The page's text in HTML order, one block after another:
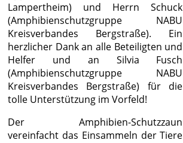
Lampertheim) und Herrn Schuck
(Amphibienschutzgruppe NABU
Kreisverbandes Bergstraße). Ein
herzlicher Dank an alle Beteiligten und
Helfer und an Silvia Fusch
(Amphibienschutzgruppe NABU
Kreisverbandes Bergstraße) für die
tolle Unterstützung im Vorfeld!
Der Amphibien-Schutzzaun
vereinfacht das Einsammeln der Tiere